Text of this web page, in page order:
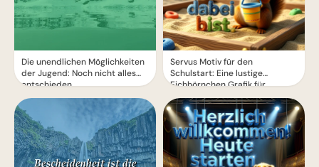
Die unendlichen Möglichkeiten
der Jugend: Noch nicht alles
entschieden
Servus Motiv für den
Schulstart: Eine lustige
Eichhörnchen Grafik für
WhatsApp